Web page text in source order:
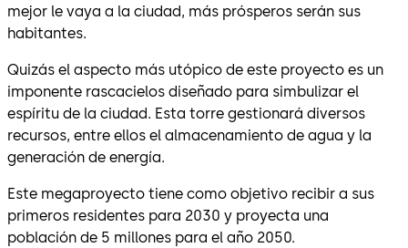
mejor le vaya a la ciudad, más prósperos serán sus
habitantes.
Quizás el aspecto más utópico de este proyecto es un
imponente rascacielos diseñado para simbulizar el
espíritu de la ciudad. Esta torre gestionará diversos
recursos, entre ellos el almacenamiento de agua y la
generación de energía.
Este megaproyecto tiene como objetivo recibir a sus
primeros residentes para 2030 y proyecta una
población de 5 millones para el año 2050.